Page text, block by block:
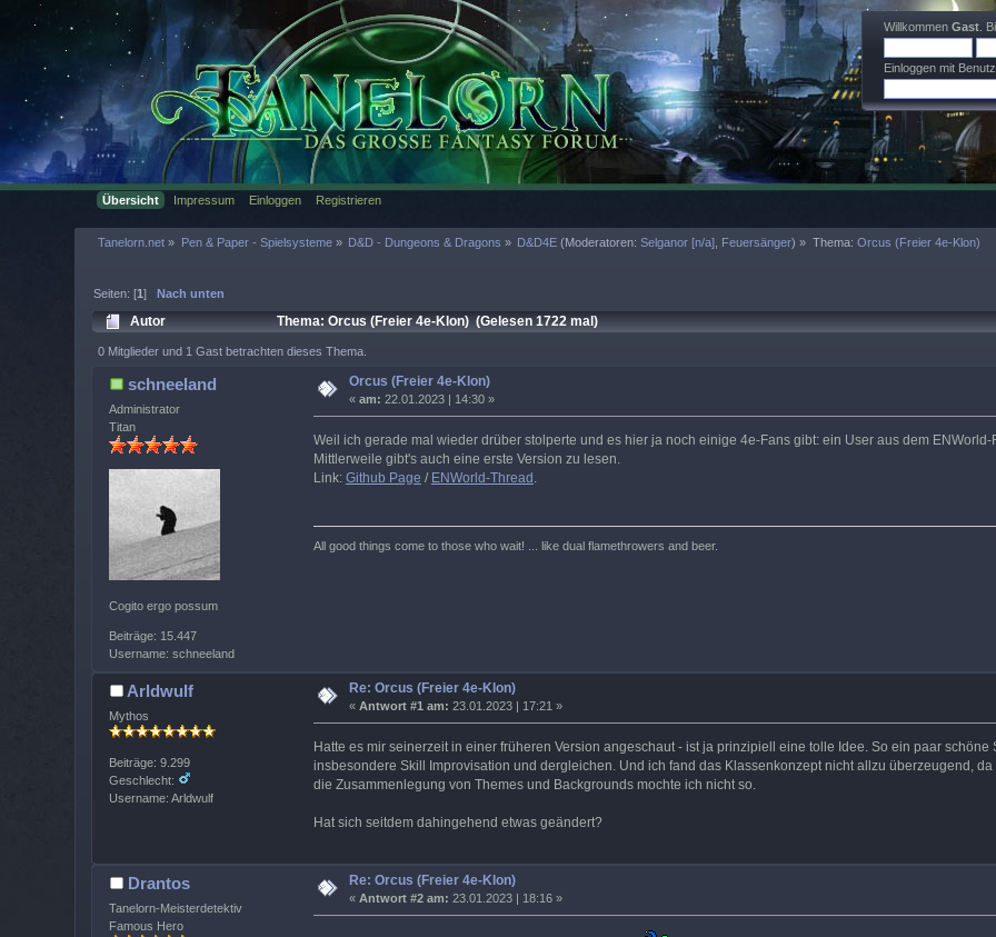
Willkommen Gast .
Einloggen mit
Übersicht Impressum Einloggen Registrieren
Tanelorn.net » Pen & Paper - Spielsysteme» D&D - Dungeons & Dragons » D&D4E (Moderatoren:Selganor [n/a] Feuersänger) » Thema: Orcus (Freier 4e-Klon)
Seiten: [1]Nach unten
Autor Thema: Orcus (Freier 4e-Klon) (Gelesen 1722 mal)
0 Mitglieder und 1 Gast betrachten dieses Thema.
schneeland
Administrator
Titan
Cogito ergo possum
Beiträge: 15.447
Username: schneeland
Orcus (Freier 4e-Klon)
«am: 22.01.2023 | 14:30 »
Weil ich gerade mal wieder drüber stolperte und es hier ja noch einige 4e-Fans gibt: ein User aus dem
Mittlerweile gibt's auch eine erste Version zu lesen.
Link: Github Page / ENWorld-Thread.
All good things come to those who wait! ... like dual flamethrowers and beer.
Arldwulf
Mythos
Beiträge: 9.299
Geschlecht:
Username: Arldwulf
Re: Orcus (Freier 4e-Klon)
«Antwort #1 am: 23.01.2023 | 17:21 »
Hatte es mir seinerzeit in einer früheren Version angeschaut - ist ja prinzipiell eine tolle Idee. So ein paar
insbesondere Skill Improvisation und dergleichen. Und ich fand das Klassenkonzept nicht allzu überzeugend,
die Zusammenlegung von Themes und Backgrounds mochte ich nicht so.
Hat sich seitdem dahingehend etwas geändert?
Drantos
Tanelorn-Meisterdetektiv
Famous Hero
Re: Orcus (Freier 4e-Klon)
«Antwort #2 am: 23.01.2023 | 18:16 »